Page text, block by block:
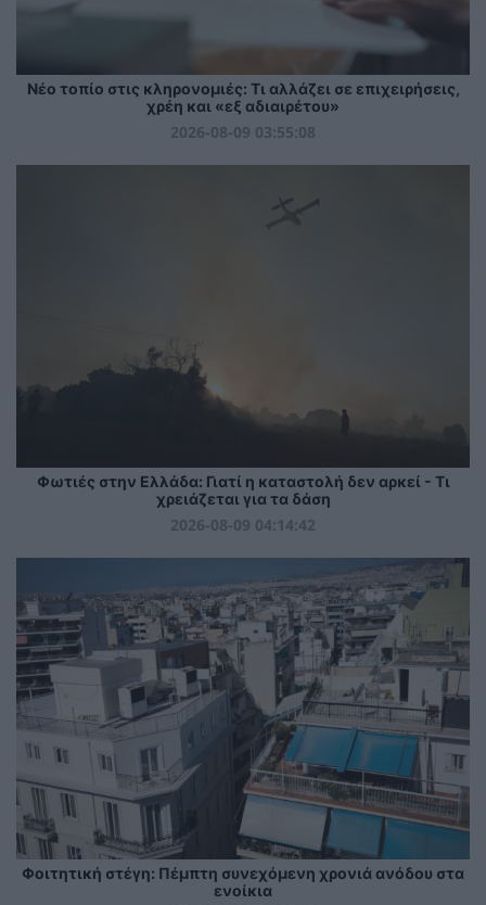
Νέο τοπίο στις κληρονομιές: Τι αλλάζει σε επιχειρήσεις,
χρέη και «εξ αδιαιρέτου»
2026-08-09 03:55:08
Φωτιές στην Ελλάδα: Γιατί η καταστολή δεν αρκεί - Τι
χρειάζεται για τα δάση
2026-08-09 04:14:42
Φοιτητική στέγη: Πέμπτη συνεχόμενη χρονιά ανόδου στα
ενοίκια